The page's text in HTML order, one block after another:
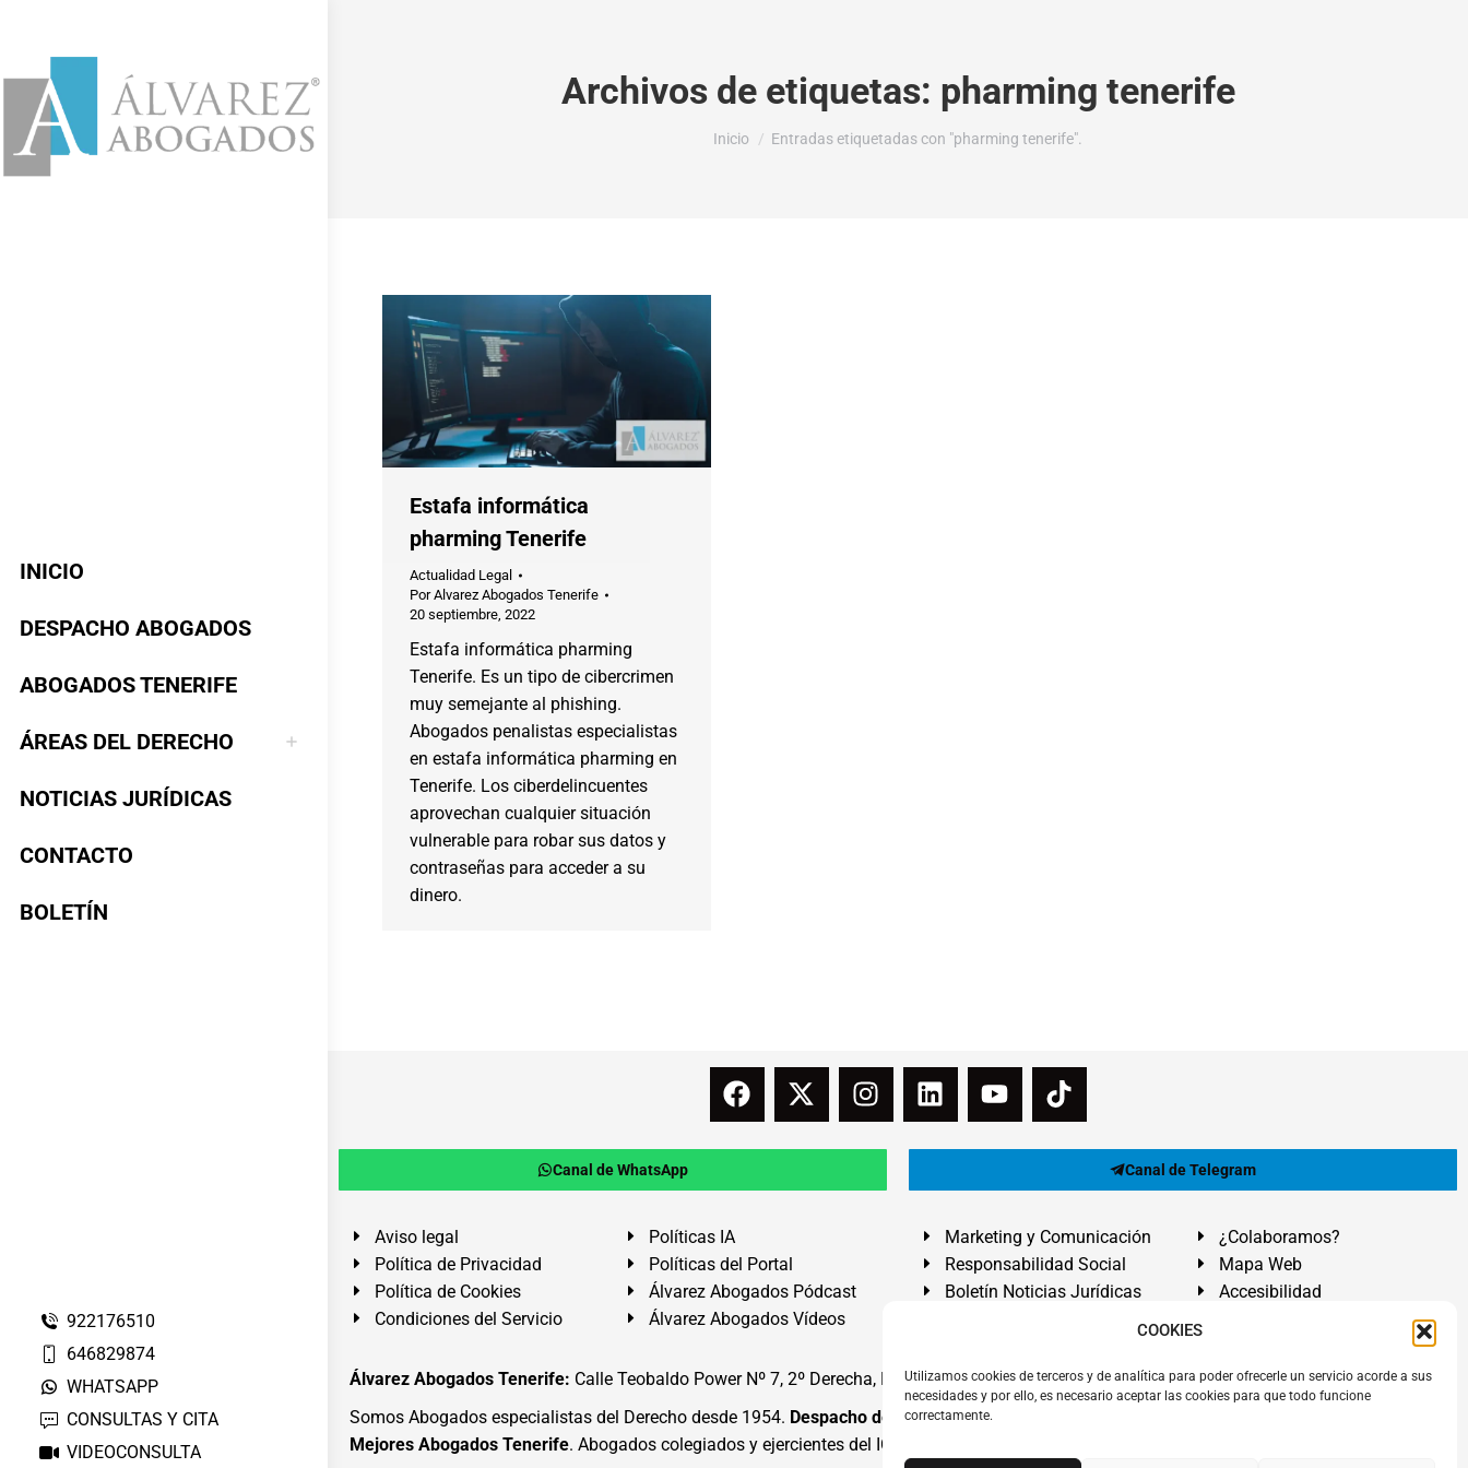
COOKIES
Utilizamos cookies de terceros y de analítica para poder ofrecerle un servicio acorde a sus
necesidades y por ello, es necesario aceptar las cookies para que todo funcione
correctamente.
INICIO
DESPACHO ABOGADOS
ABOGADOS TENERIFE
ÁREAS DEL DERECHO
NOTICIAS JURÍDICAS
CONTACTO
BOLETÍN
922176510
646829874
WHATSAPP
CONSULTAS Y CITA
VIDEOCONSULTA
Archivos de etiquetas: pharming tenerife
Estás aquí:
Inicio Entradas etiquetadas con "pharming tenerife".
Estafa informática
pharming Tenerife
Actualidad Legal
PorAlvarez Abogados Tenerife
20 septiembre, 2022
Estafa informática pharming
Tenerife. Es un tipo de cibercrimen
muy semejante al phishing.
Abogados penalistas especialistas
en estafa informática pharming en
Tenerife. Los ciberdelincuentes
aprovechan cualquier situación
vulnerable para robar sus datos y
contraseñas para acceder a su
dinero.
Canal de WhatsApp Canal de Telegram
Aviso legal
Política de Privacidad
Política de Cookies
Condiciones del Servicio
Políticas IA
Políticas del Portal
Álvarez Abogados Pódcast
Álvarez Abogados Vídeos
Marketing y Comunicación
Responsabilidad Social
Boletín Noticias Jurídicas
¿Colaboramos?
Mapa Web
Accesibilidad
Álvarez Abogados Tenerife: Calle Teobaldo Power Nº 7, 2º Derecha, El Médano, Granadilla de Abona, Santa Cruz de Tenerife. Islas Canarias.
Somos Abogados especialistas del Derecho desde 1954. Despacho de Abogados El Médano
Mejores Abogados Tenerife. Abogados colegiados y ejercientes del ICATF.